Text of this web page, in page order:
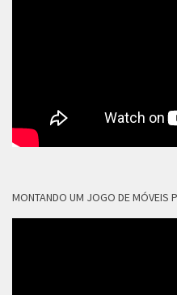
MONTANDO UM JOGO DE MÓVEIS